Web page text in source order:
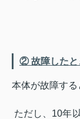
② 故障したと
本体が故障する
ただし、10年